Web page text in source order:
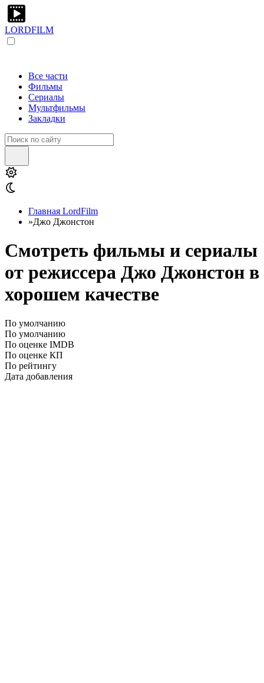
LORDFILM
Все части
Фильмы
Сериалы
Мультфильмы
Закладки
Главная LordFilm
»Джо Джонстон
Смотреть фильмы и сериалы
от режиссера Джо Джонстон в
хорошем качестве
По умолчанию
По умолчанию
По оценке IMDB
По оценке КП
По рейтингу
Дата добавления